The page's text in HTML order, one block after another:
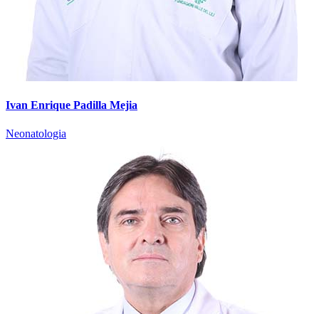
Ivan Enrique Padilla Mejia
Neonatologia